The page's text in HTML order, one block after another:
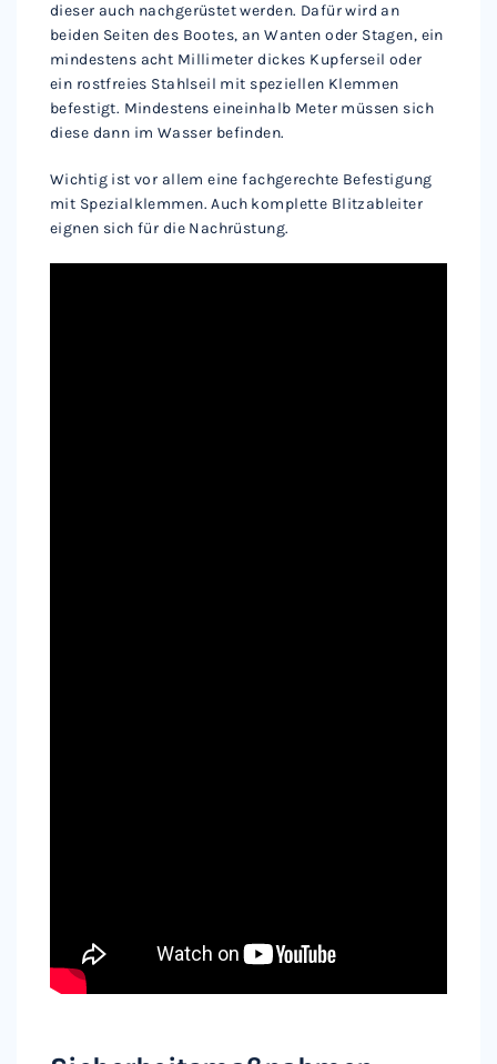
dieser auch nachgerüstet werden. Dafür wird an
beiden Seiten des Bootes, an Wanten oder Stagen, ein
mindestens acht Millimeter dickes Kupferseil oder
ein rostfreies Stahlseil mit speziellen Klemmen
befestigt. Mindestens eineinhalb Meter müssen sich
diese dann im Wasser befinden.
Wichtig ist vor allem eine fachgerechte Befestigung
mit Spezialklemmen. Auch komplette Blitzableiter
eignen sich für die Nachrüstung.